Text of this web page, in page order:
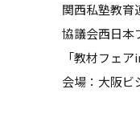
関西私塾教育
協議会西日
「教材フェア
会場：大阪